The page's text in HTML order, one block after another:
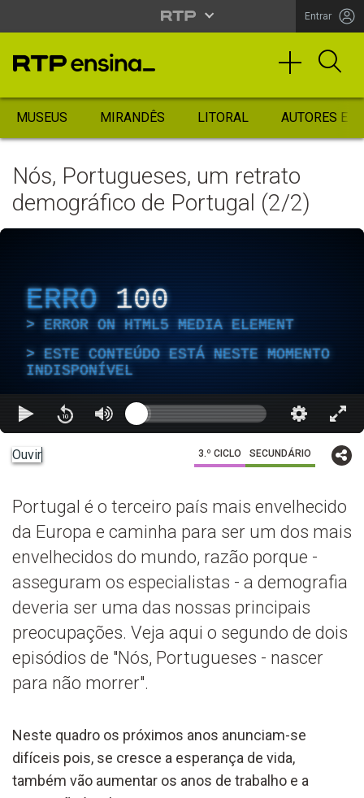
Entrar
MUSEUS MIRANDÊS LITORAL AUTORES
Nós, Portugueses, um retrato
demográfico de Portugal (2/2)
ERRO 100
ERROR ON HTML5 MEDIA ELEMENT
ESTE CONTEÚDO ESTÁ NESTE MOMENTO
INDISPONÍVEL
Ouvir 3.º CICLO SECUNDÁRIO
Portugal é o terceiro país mais envelhecido
da Europa e caminha para ser um dos mais
envelhecidos do mundo, razão porque -
asseguram os especialistas - a demografia
deveria ser uma das nossas principais
preocupações. Veja aqui o segundo de dois
episódios de "Nós, Portugueses - nascer
para não morrer".
Neste quadro os próximos anos anunciam-se
difíceis pois, se cresce a esperança de vida,
também vão aumentar os anos de trabalho e a